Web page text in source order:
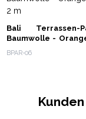
Bali Terrassen-
Baumwolle -
2 m
BPAR-06